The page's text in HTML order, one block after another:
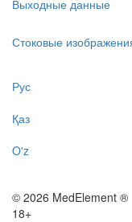
Выходные данные
Стоковые
Рус
Қаз
O'z
© 2026 MedElement ®
18+